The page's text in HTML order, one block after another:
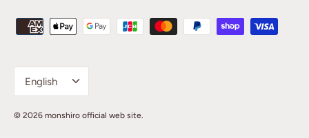
Language
English
© 2026 monshiro official web site.